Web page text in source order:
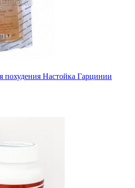
похудения Настойка Гарцинии